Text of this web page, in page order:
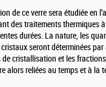
de ce verre sera étudiée en
des traitements thermiques
durées. La nature, les
seront déterminées par
de cristallisation et les
alors reliées au temps et à la